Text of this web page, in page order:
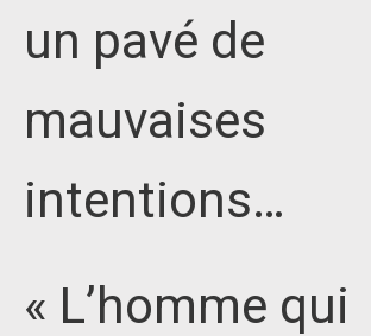
un pavé de
mauvaises
intentions…
« L’homme qui